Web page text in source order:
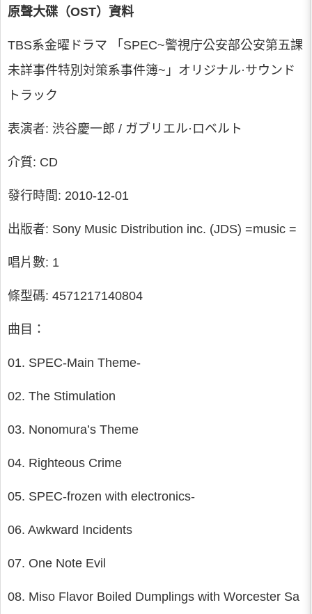
原聲大碟（OST）資料
TBS系金曜ドラマ 「SPEC~警視庁公安部公安第五課
未詳事件特別対策系事件簿~」オリジナル·サウンド
トラック
表演者: 渋谷慶一郎 / ガブリエル·ロベルト
介質: CD
發行時間: 2010-12-01
出版者: Sony Music Distribution inc. (JDS) =music =
唱片數: 1
條型碼: 4571217140804
曲目：
01. SPEC-Main Theme-
02. The Stimulation
03. Nonomura’s Theme
04. Righteous Crime
05. SPEC-frozen with electronics-
06. Awkward Incidents
07. One Note Evil
08. Miso Flavor Boiled Dumplings with Worcester Sa